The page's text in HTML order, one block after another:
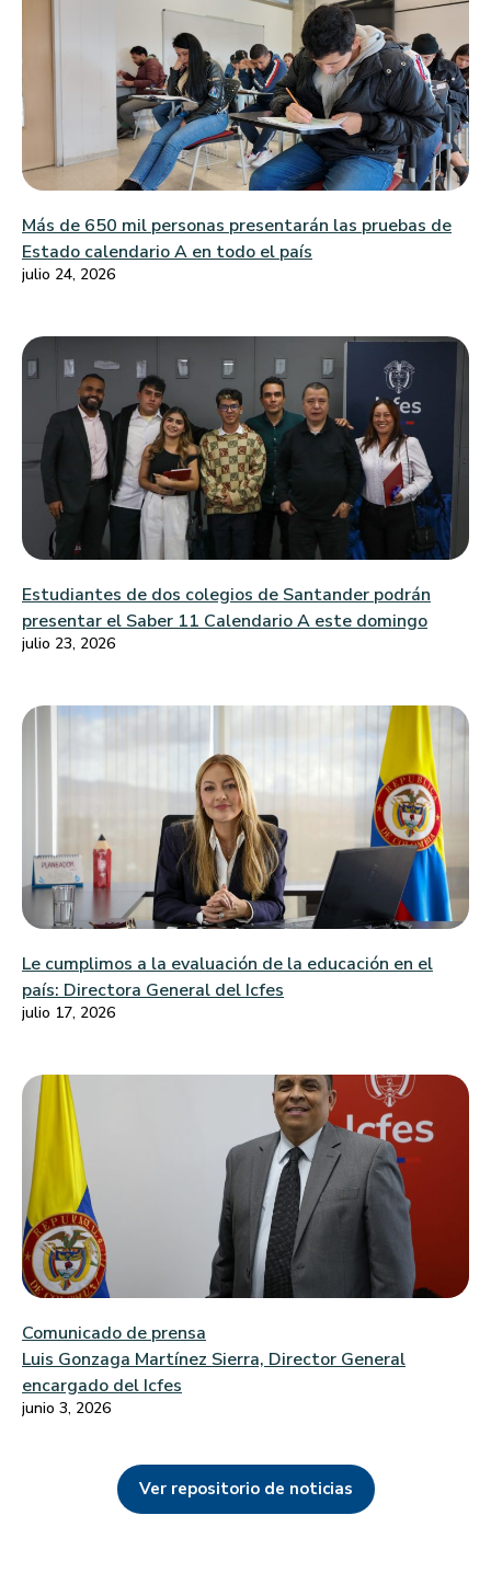
Más de 650 mil personas presentarán las pruebas de
Estado calendario A en todo el país
julio 24, 2026
Estudiantes de dos colegios de Santander podrán
presentar el Saber 11 Calendario A este domingo
julio 23, 2026
Le cumplimos a la evaluación de la educación en el
país: Directora General del Icfes
julio 17, 2026
Comunicado de prensa
Luis Gonzaga Martínez Sierra, Director General
encargado del Icfes
junio 3, 2026
Ver repositorio de noticias